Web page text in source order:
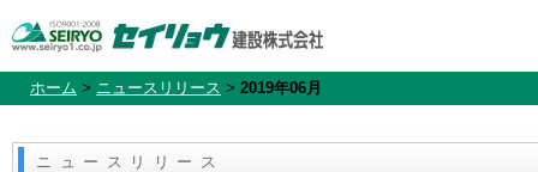
ホーム > ニュースリリース > 2019年06月
ニュースリリース